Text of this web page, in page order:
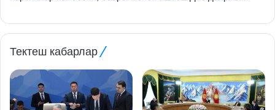
Тектеш кабарлар